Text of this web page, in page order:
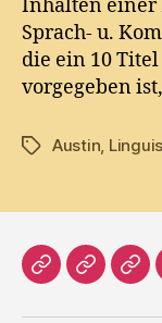
Inhalten einer
Sprach- u.
die ein 10
vorgegeben
TagsAustin
HomeLiteratur